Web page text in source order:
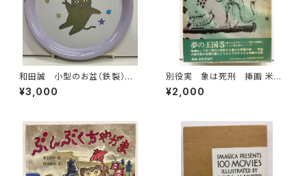
和田誠 小型のお盆（鉄製）直
径20センチ 昭和40年代？
¥3,000
別役実 象は死刑 挿画 米倉
斉加年 夢の王国シリーズ５ 1
973年 初版 ビニールカバ
¥2,000